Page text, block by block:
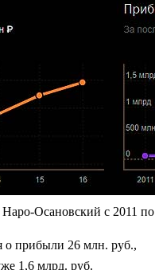
Осановский с 2011 по
о прибыли 26 млн. руб.,
1,6 млрд. руб.